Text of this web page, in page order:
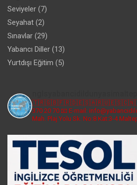
Seviyeler (7)
Seyahat (2)
Sınavlar (29)
Yabancı Diller (13)
Yurtdışı Eğitim (5)
370 20 70 📧 E-mail:
Mah. Plaj Yolu Sk. No:8 Kat:3-4